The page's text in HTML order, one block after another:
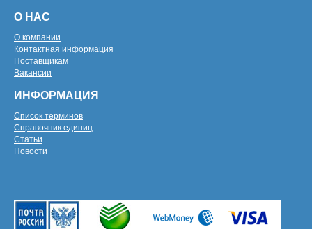
О НАС
О компании
Контактная информация
Поставщикам
Вакансии
ИНФОРМАЦИЯ
Список терминов
Справочник единиц
Статьи
Новости